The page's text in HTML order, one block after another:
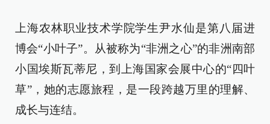
上海农林职业技术学院学生尹水仙是第八届进
博会“小叶子”。从被称为“非洲之心”的非洲南部
小国埃斯瓦蒂尼，到上海国家会展中心的“四叶
草”，她的志愿旅程，是一段跨越万里的理解、
成长与连结。